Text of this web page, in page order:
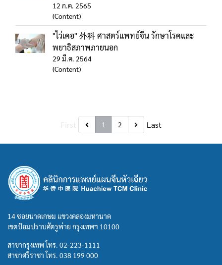
12 ก.ค. 2565
(Content)
"ไว่เคอ" 外科 ศาสตร์แพทย์จีน รักษาโรคและ
พยาธิสภาพภายนอก
29 มี.ค. 2564
(Content)
1 2 Last
14 ซอยนาคเกษม แขวงคลองมหานาค
เขตป้อมปราบศัตรูพ่าย กรุงเทพฯ 10100
สาขากรุงเทพ โทร. 02-223-1111
สาขาศรีราชา โทร. 038 199 000